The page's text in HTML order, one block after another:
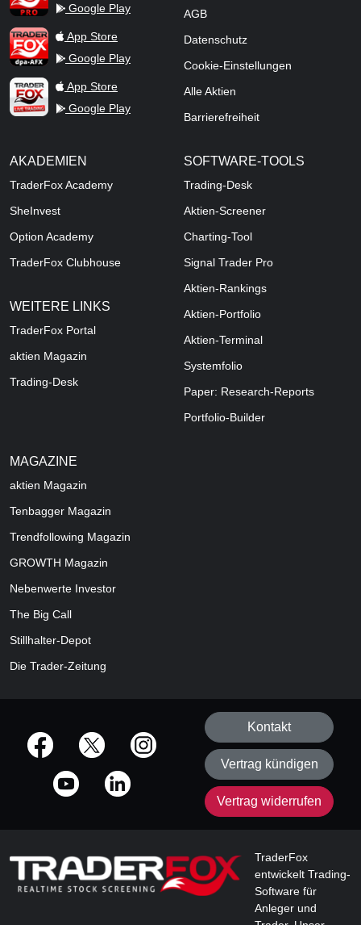
Google Play
TraderFox dpa-AFX ProFeed
App Store
Google Play
TraderFox Live Trading
App Store
Google Play
AGB
Datenschutz
Cookie-Einstellungen
Alle Aktien
Barrierefreiheit
AKADEMIEN
TraderFox Academy
SheInvest
Option Academy
TraderFox Clubhouse
WEITERE LINKS
TraderFox Portal
aktien Magazin
Trading-Desk
SOFTWARE-TOOLS
Trading-Desk
Aktien-Screener
Charting-Tool
Signal Trader Pro
Aktien-Rankings
Aktien-Portfolio
Aktien-Terminal
Systemfolio
Paper: Research-Reports
Portfolio-Builder
MAGAZINE
aktien Magazin
Tenbagger Magazin
Trendfollowing Magazin
GROWTH Magazin
Nebenwerte Investor
The Big Call
Stillhalter-Depot
Die Trader-Zeitung
offizielle Social Media-Accounts
Kontakt
Vertrag kündigen
Vertrag widerrufen
TraderFox
entwickelt Trading-
Software für
Anleger und